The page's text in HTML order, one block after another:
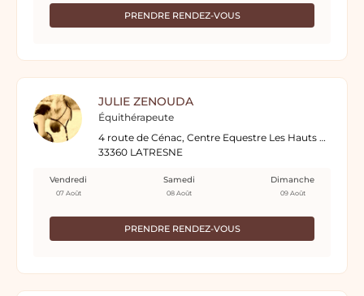
PRENDRE RENDEZ-VOUS
JULIE ZENOUDA
Équithérapeute
4 route de Cénac, Centre Equestre Les Hauts de Bordeaux
33360 LATRESNE
PRENDRE RENDEZ-VOUS
Vendredi
07 Août
Samedi
08 Août
Dimanche
09 Août